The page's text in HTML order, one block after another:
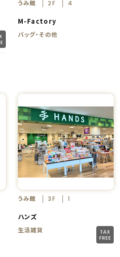
うみ館 2F 4
M-Factory
バッグ・その他
うみ館 3F 1
ハンズ
生活雑貨